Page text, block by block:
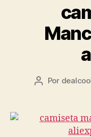
Autor
entrada
Por